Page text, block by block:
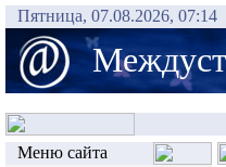
Пятница, 07.08.2026, 07:14
Меню сайта